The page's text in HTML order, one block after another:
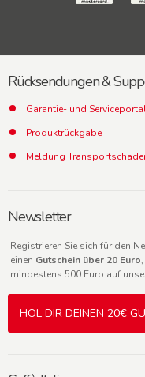
Rücksendungen &
Garantie- und
Produktrückgabe
Meldung
Newsletter
Registrieren Sie sich für den
einen Gutschein über 20 Euro
mindestens 500 Euro auf
HOL DIR DEINEN 20€